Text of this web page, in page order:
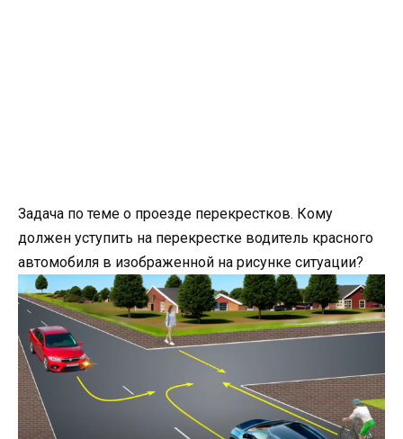
Задача по теме о проезде перекрестков. Кому
должен уступить на перекрестке водитель красного
автомобиля в изображенной на рисунке ситуации?